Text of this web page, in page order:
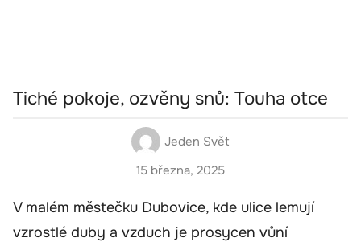
Tiché pokoje, ozvěny snů: Touha otce
Jeden Svět
15 března, 2025
V malém městečku Dubovice, kde ulice lemují
vzrostlé duby a vzduch je prosycen vůní